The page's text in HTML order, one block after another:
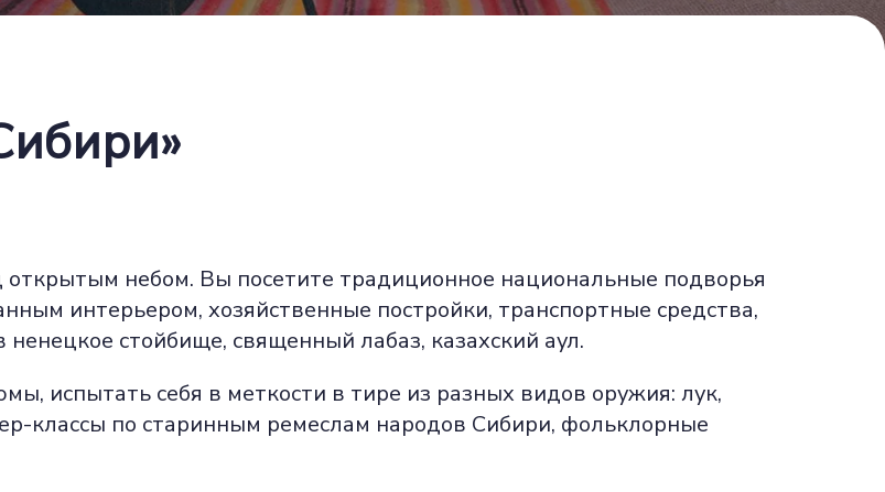
небом. Вы посетите традиционное национальные подворья
интерьером, хозяйственные постройки, транспортные средства,
стойбище, священный лабаз, казахский аул.
испытать себя в меткости в тире из разных видов оружия: лук,
классы по старинным ремеслам народов Сибири, фольклорные